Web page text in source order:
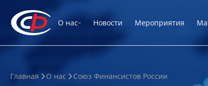
О нас Новости Мероприятия
Главная О нас Союз Финансистов России